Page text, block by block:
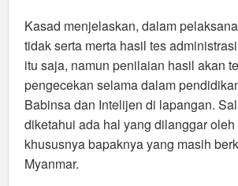
Kasad menjelaskan, dalam
tidak serta merta hasil tes
itu saja, namun penilaian hasil akan
pengecekan selama dalam
Babinsa dan Intelijen di lapangan.
diketahui ada hal yang dilanggar
khususnya bapaknya yang masih
Myanmar.